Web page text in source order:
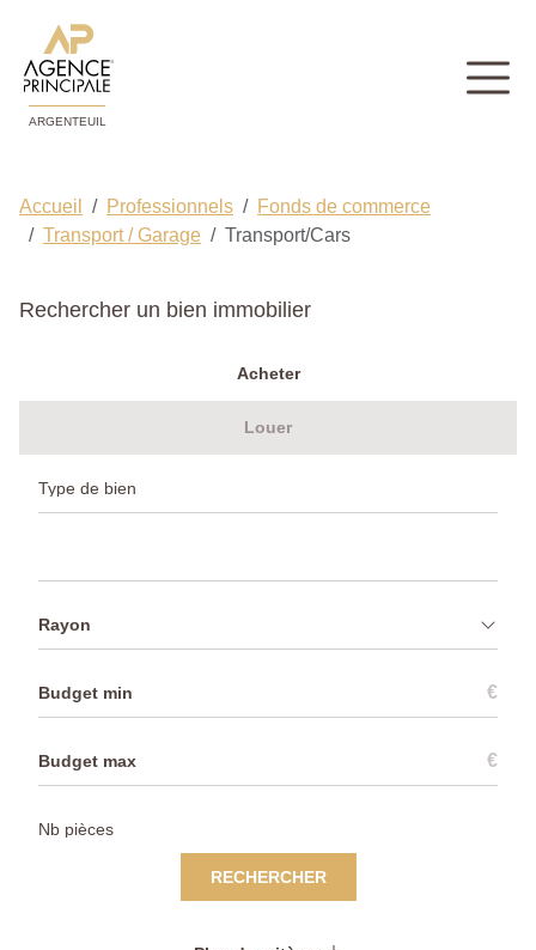
ARGENTEUIL
Accueil Professionnels
Fonds de commerce
Transport / Garage
Transport/Cars
Rechercher un bien immobilier
Acheter
Louer
Rayon
€
€
RECHERCHER